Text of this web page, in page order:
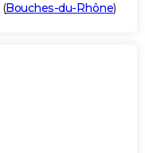
(Bouches-du-Rhône)